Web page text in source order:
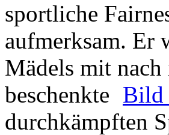
sportliche
aufmerksam. Er
Mädels mit
beschenkte Bild
durchkämpften